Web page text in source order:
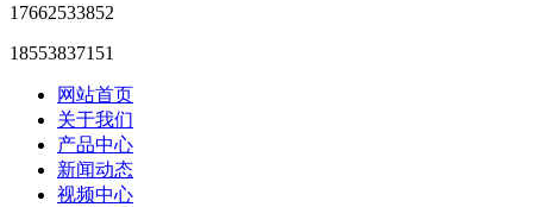
17662533852
18553837151
网站首页
关于我们
产品中心
新闻动态
视频中心